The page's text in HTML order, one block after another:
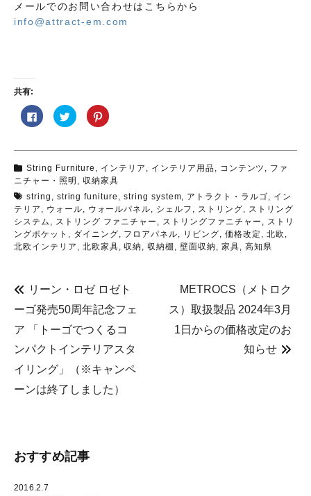
メールでのお問い合わせはこちらから
info@attract-em.com
共有:
F
a
o
k
で
有
す
る
に
は
ク
リ
く
さ
い
新
し
い
ウ
ィ
ン
ウ
で
ク
リ
T
w
i
t
t
e
r
で
共
有
(
ィ
ン
ド
ウ
で
開
き
ま
す
ク
リ
P
i
n
t
e
r
s
t
で
共
い
ウ
ィ
ン
ウ
で
開
き
す
String Furniture , インテリア , インテリア用品, コンテンツ , ファ
ニチャー・照明 , 収納家具
string , string funiture , string system, アトラクト・ラルゴ, イン
テリア , ウォール, ウォールパネル, シェルフ , ストリング, ストリング
システム , ストリング ファニチャー , ストリングファニチャー , ストリ
ングポケット , ダイニング, フロアパネル, リビング, 価格改定 , 北欧 ,
北欧インテリア , 北欧家具,収納,収納棚 ,壁面収納, 家具, 高知県
リーン・ロゼ ロゼト
ーゴ発売50周年記念フェ
ア 「トーゴでつくるコ
ンパクトインテリアスタ
イリング」（※キャンペ
ーンは終了しました）
METROCS（メトロク
ス）取扱製品 2024年3月
1日からの価格改定のお
知らせ
おすすめ記事
2016.2.7